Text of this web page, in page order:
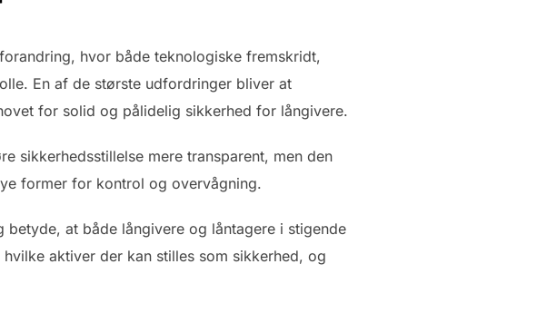
hvor både teknologiske fremskridt,
En af de største udfordringer bliver at
for solid og pålidelig sikkerhed for långivere.
sikkerhedsstillelse mere transparent, men den
former for kontrol og overvågning.
at både långivere og låntagere i stigende
aktiver der kan stilles som sikkerhed, og